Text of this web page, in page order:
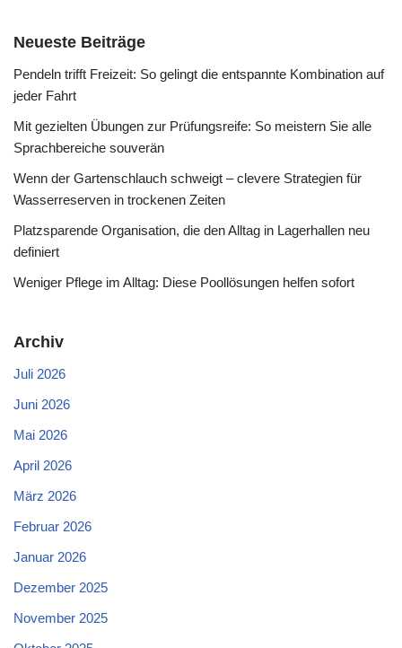
Neueste Beiträge
Pendeln trifft Freizeit: So gelingt die entspannte Kombination auf
jeder Fahrt
Mit gezielten Übungen zur Prüfungsreife: So meistern Sie alle
Sprachbereiche souverän
Wenn der Gartenschlauch schweigt – clevere Strategien für
Wasserreserven in trockenen Zeiten
Platzsparende Organisation, die den Alltag in Lagerhallen neu
definiert
Weniger Pflege im Alltag: Diese Poollösungen helfen sofort
Archiv
Juli 2026
Juni 2026
Mai 2026
April 2026
März 2026
Februar 2026
Januar 2026
Dezember 2025
November 2025